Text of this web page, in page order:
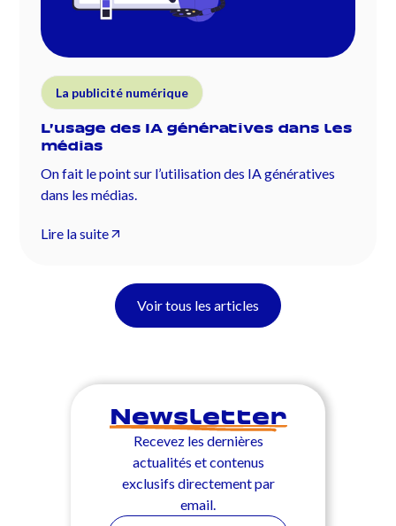
La publicité numérique
L’usage des IA génératives dans les
médias
On fait le point sur l’utilisation des IA génératives
dans les médias.
Lire la suite
Voir tous les articles
Newsletter
Recevez les dernières
actualités et contenus
exclusifs directement par
email.